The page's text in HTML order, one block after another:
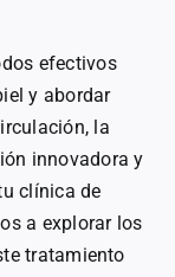
efectivos
y abordar
la
innovadora y
clínica de
a explorar los
tratamiento